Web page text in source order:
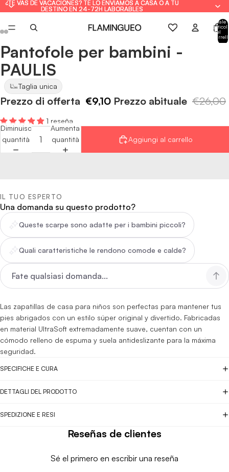
¿TE VAS DE VACACIONES? TE LO ENVIAMOS A CASA O A TU
DESTINO EN 24-72H LABORABLES
¿TE VAS DE VACACIONES? TE LO ENVIAMOS A CASA O A TU
DESTINO EN 24-72H LABORABLES
Totale
articoli
nel
Apri
immagine
a
schermo
intero
Apri
immagine
a
schermo
intero
Apri
immagine
a
schermo
intero
Apri
immagine
a
schermo
intero
Apri
immagine
a
schermo
intero
Apri
immagine
a
schermo
intero
Pantofole per bambini -
PAULIS
Taglia unica
Prezzo di offerta €9,10 Prezzo abituale €26,00
1 reseña
Diminuisci
quantità
Aumenta
quantità
Aggiungi al carrello
IL TUO ESPERTO
Una domanda su questo prodotto?
Queste scarpe sono adatte per i bambini piccoli?
Quali caratteristiche le rendono comode e calde?
Las zapatillas de casa para niños son perfectas para mantener tus
pies abrigados con un estilo súper original y divertido. Fabricadas
en material UltraSoft extremadamente suave, cuentan con un
cómodo relleno de espuma y suela antideslizante para la máxima
seguridad.
SPECIFICHE E CURA
DETTAGLI DEL PRODOTTO
SPEDIZIONE E RESI
Reseñas de clientes
Sé el primero en escribir una reseña